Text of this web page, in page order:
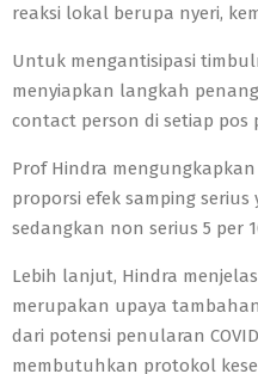
reaksi lokal berupa nyeri,
Untuk mengantisipasi
menyiapkan langkah
contact person di setiap pos
Prof Hindra
proporsi efek samping serius
sedangkan non serius 5 per
Lebih lanjut, Hindra
merupakan upaya
dari potensi penularan
membutuhkan protokol